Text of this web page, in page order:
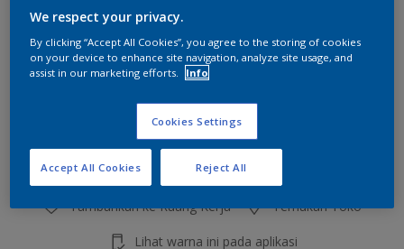
Ukuran
2.5 L 20 L
Kalkulator cat
Hitung
Tambahkan ke Ruang Kerja Temukan Toko
Lihat warna ini pada aplikasi
We respect your privacy.
By clicking “Accept All Cookies”, you agree to the storing of cookies
on your device to enhance site navigation, analyze site usage, and
assist in our marketing efforts.
Info
Cookies Settings
Reject All
Accept All Cookies